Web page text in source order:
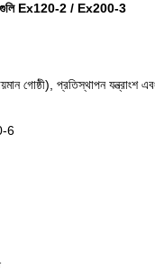
কিটগুলি Ex120-2 / Ex200-3
গোষ্ঠী), প্রতিস্থাপন
6